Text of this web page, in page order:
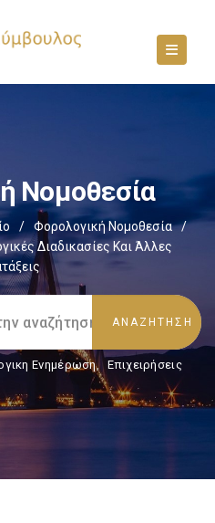
Νομοθεσία
/ Φορολογική Νομοθεσία
/
Διαδικασίες Και Άλλες
Ενημέρωση, Επιχειρήσεις